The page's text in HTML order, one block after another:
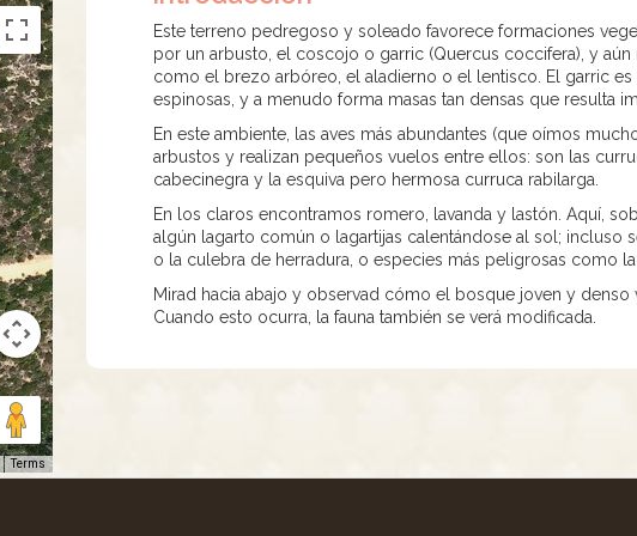
Terms
Este terreno pedregoso y soleado favorece formaciones
por un arbusto, el coscojo o garric (Quercus coccifera), y
como el brezo arbóreo, el aladierno o el lentisco. El garric
espinosas, y a menudo forma masas tan densas que resulta
En este ambiente, las aves más abundantes (que oímos
arbustos y realizan pequeños vuelos entre ellos: son las
cabecinegra y la esquiva pero hermosa curruca rabilarga.
En los claros encontramos romero, lavanda y lastón. Aquí,
algún lagarto común o lagartijas calentándose al sol; incluso
o la culebra de herradura, o especies más peligrosas como
Mirad hacia abajo y observad cómo el bosque joven y denso
Cuando esto ocurra, la fauna también se verá modificada.